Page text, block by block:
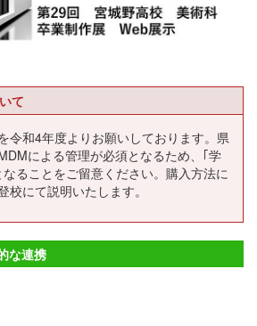
て
令和4年度よりお願いしております。県
による管理が必須となるため、｢学
ることをご留意ください。購入方法に
にて説明いたします。
な連携